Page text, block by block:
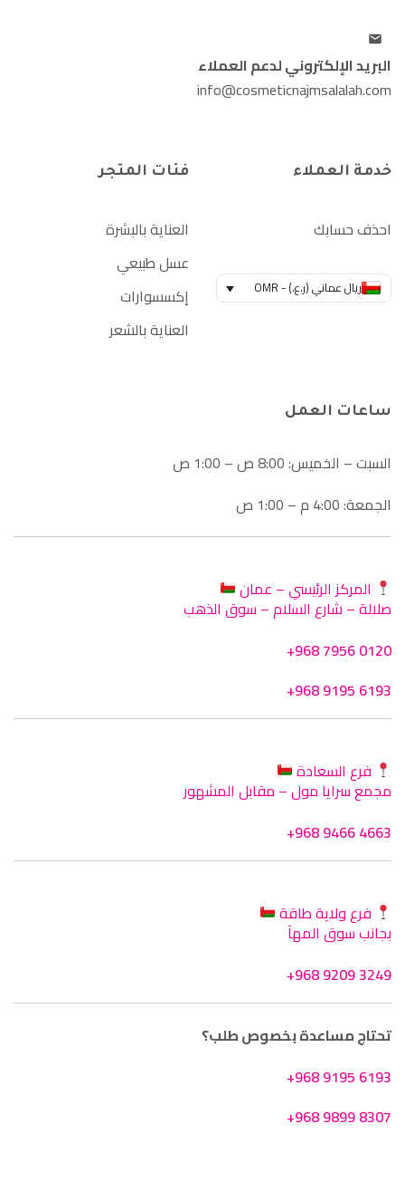
البريد الإلكتروني لدعم العملاء
info@cosmeticnajmsalalah.com
خدمة العملاء
احذف حسابك
ريال عماني (ر.ع.) - OMR
فئات المتجر
العناية بالبشرة
عسل طبيعي
إكسسوارات
العناية بالشعر
ساعات العمل
السبت – الخميس: 8:00 ص – 1:00 ص
الجمعة: 4:00 م – 1:00 ص
المركز الرئيسي – عمان
صلالة – شارع السلام – سوق الذهب
+968 7956 0120
+968 9195 6193
فرع السعادة
مجمع سرايا مول – مقابل المشهور
+968 9466 4663
فرع ولاية طاقة
بجانب سوق المهآ
+968 9209 3249
تحتاج مساعدة بخصوص طلب؟
+968 9195 6193
+968 9899 8307